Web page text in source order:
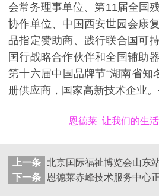
会常务理事单位、第11届全国
协作单位、中国西安世园会康
品指定赞助商、践行联合国可
国行战略合作伙伴和全国辅助
第十六届中国品牌节“湖南省知
册供应商，国家高新技术企业。
恩德莱 让我们的生活
上一条
下一条